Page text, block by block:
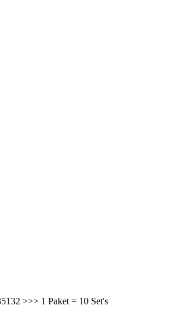
>>> 1 Paket = 10 Set's